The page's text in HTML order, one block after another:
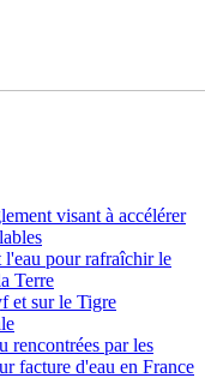
visant à accélérer
l'eau pour rafraîchir le
Terre
et sur le Tigre
rencontrées par les
facture d'eau en France